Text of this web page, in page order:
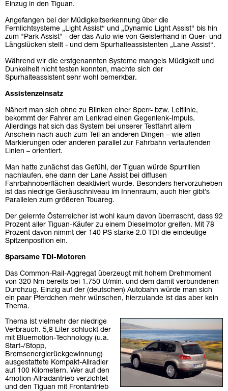
Einzug in den Tiguan.
Angefangen bei der Müdigkeitserkennung über die
Fernlichtsysteme „Light Assist“ und „Dynamic Light Assist“ bis hin
zum "Park Assist" - der das Auto wie von Geisterhand in Quer- und
Längslücken stellt - und dem Spurhalteassistenten „Lane Assist“.
Während wir die erstgenannten Systeme mangels Müdigkeit und
Dunkelheit nicht testen konnten, machte sich der
Spurhalteassistent sehr wohl bemerkbar.
Assistenzeinsatz
Nähert man sich ohne zu Blinken einer Sperr- bzw. Leitlinie,
bekommt der Fahrer am Lenkrad einen Gegenlenk-Impuls.
Allerdings hat sich das System bei unserer Testfahrt allem
Anschein nach auch zum Teil an anderen Dingen – wie alten
Markierungen oder anderen parallel zur Fahrbahn verlaufenden
Linien – orientiert.
Man hatte zunächst das Gefühl, der Tiguan würde Spurrillen
nachlaufen, ehe dann der Lane Assist bei diffusen
Fahrbahnoberflächen deaktiviert wurde. Besonders hervorzuheben
ist das niedrige Geräuschniveau im Innenraum, auch hier gibt’s
Parallelen zum größeren Touareg.
Der gelernte Österreicher ist wohl kaum davon überrascht, dass 92
Prozent aller Tiguan-Käufer zu einem Dieselmotor greifen. Mit 78
Prozent davon nimmt der 140 PS starke 2.0 TDI die eindeutige
Spitzenposition ein.
Sparsame TDI-Motoren
Das Common-Rail-Aggregat überzeugt mit hohem Drehmoment
von 320 Nm bereits bei 1.750 U/min. und dem damit verbundenen
Durchzug. Einzig auf der (deutschen) Autobahn würde man sich
ein paar Pferdchen mehr wünschen, hierzulande ist das aber kein
Thema.
Thema ist vielmehr der niedrige
Verbrauch. 5,8 Liter schluckt der
mit Bluemotion-Technology (u.a.
Start-/Stopp,
Bremsenergierückgewinnung)
ausgestattete Kompakt-Allradler
auf 100 Kilometern. Wer auf den
4motion-Allradantrieb verzichtet
und den Tiguan mit Frontantrieb